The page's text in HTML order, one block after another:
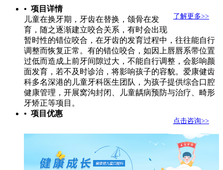
• 项目详情
了解更多>>
儿童在换牙期，牙齿在替换，颌骨在发
育，随之逐渐建立咬合关系，有时会出现
暂时性的错位咬合，在牙齿的发育过程中，往往能自行
调整而恢复正常。有的错位咬合，如因上唇唇系带位置
过低而造成上前牙间隙过大，不能自行调整，会影响颜
面发育，若不及时诊治，将影响孩子的容貌。爱康健齿
科多名深港的儿童牙科医生团队，为孩子提供综合口腔
健康管理，开展窝沟封闭、儿童龋病预防与治疗、畸形
牙矫正等项目。
• 项目优惠
点击咨询>>